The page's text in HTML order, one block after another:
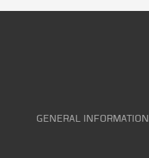
GENERAL INFORMATION